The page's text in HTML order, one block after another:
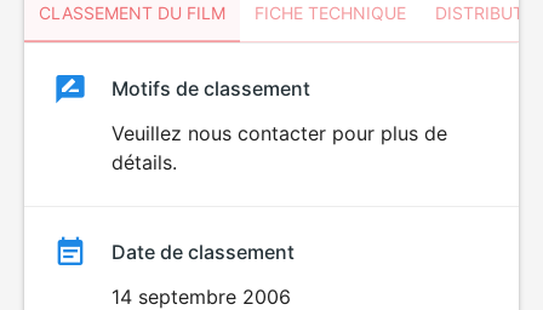
CLASSEMENT DU FILM FICHE TECHNIQUE
ClassementClassement
Motifs de classement
Veuillez nous contacter pour plus de
détails.
Date de classement
14 septembre 2006